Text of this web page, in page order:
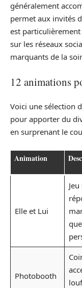
généralement
permet aux invités
est
sur les réseaux
marquants de la
12 animations
Voici une sélection
pour apporter du
en surprenant le
Animation
Elle et Lui
Photobooth